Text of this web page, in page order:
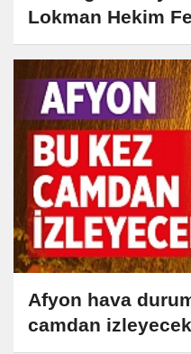
Lokman Hekim
ile karşılaşacak
Afyon hava
camdan